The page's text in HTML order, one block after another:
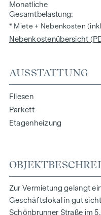
Monatliche
Gesamtbelastung
* Miete + Nebenkosten
Nebenkostenübersicht
AUSSTATTUNG
Fliesen
Parkett
Etagenheizung
Zur Vermietung gelangt
Geschäftslokal in gut
Schönbrunner Straße im